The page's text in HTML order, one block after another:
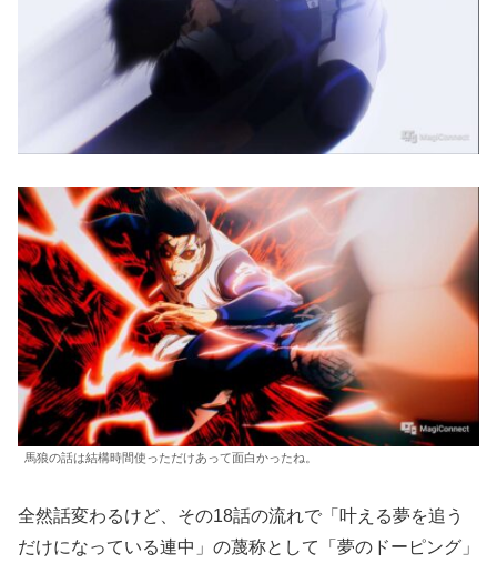
馬狼の話は結構時間使っただけあって面白かったね。
全然話変わるけど、その18話の流れで「叶える夢を追う
だけになっている連中」の蔑称として「夢のドーピング」